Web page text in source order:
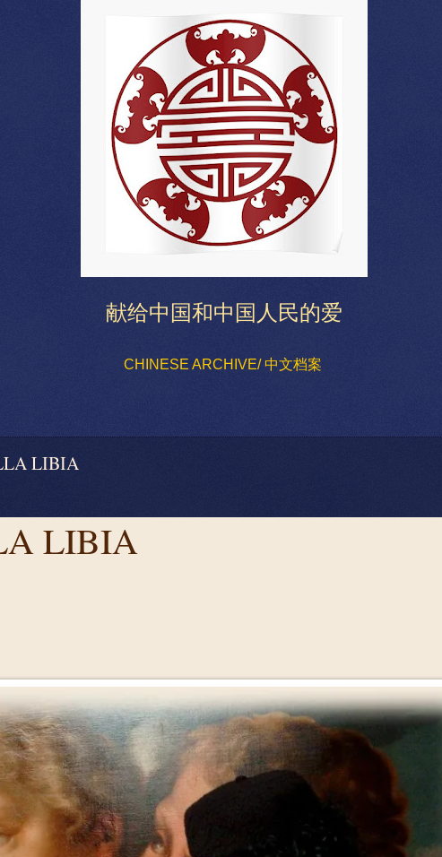
献给中国和中国人民的爱
CHINESE ARCHIVE/ 中文档案
LIBIA
LIBIA